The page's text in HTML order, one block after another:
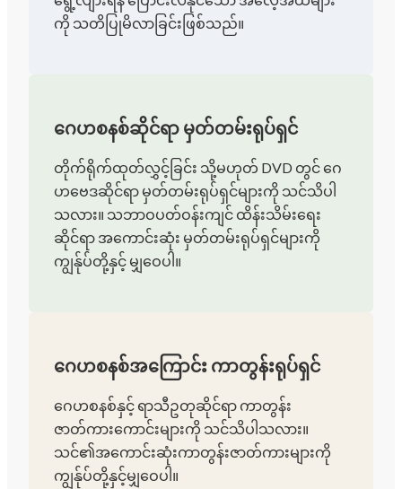
ကို သတိပြုမိလာခြင်းဖြစ်သည်။
ဂေဟစနစ်ဆိုင်ရာ မှတ်တမ်းရုပ်ရှင်
တိုက်ရိုက်ထုတ်လွှင့်ခြင်း သို့မဟုတ် DVD တွင် ဂေ
ဟဗေဒဆိုင်ရာ မှတ်တမ်းရုပ်ရှင်များကို သင်သိပါ
သလား။ သဘာဝပတ်ဝန်းကျင် ထိန်းသိမ်းရေး
ဆိုင်ရာ အကောင်းဆုံး မှတ်တမ်းရုပ်ရှင်များကို
ကျွန်ုပ်တို့နှင့် မျှဝေပါ။
ဂေဟစနစ်အကြောင်း ကာတွန်းရုပ်ရှင်
ဂေဟစနစ်နှင့် ရာသီဥတုဆိုင်ရာ ကာတွန်း
ဇာတ်ကားကောင်းများကို သင်သိပါသလား။
သင်၏အကောင်းဆုံးကာတွန်းဇာတ်ကားများကို
ကျွန်ုပ်တို့နှင့်မျှဝေပါ။